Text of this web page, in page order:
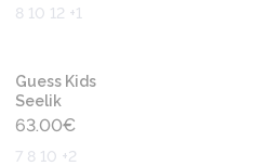
8 10 12 +1
Guess Kids
Seelik
63.00€
7 8 10 +2